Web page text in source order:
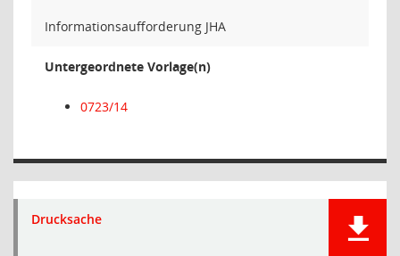
Informationsaufforderung JHA
Untergeordnete Vorlage(n)
0723/14
Drucksache